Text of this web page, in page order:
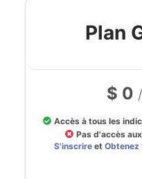
Plan
$ 0
Accès à tous les
Pas d'accès
S'inscrire et Obtenez